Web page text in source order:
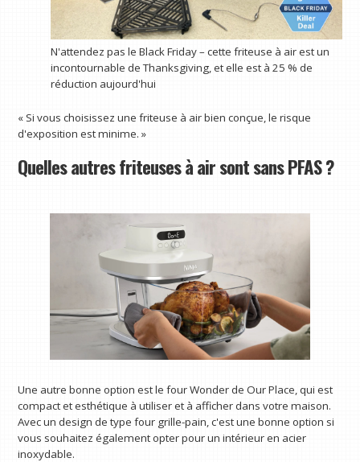
N'attendez pas le Black Friday – cette friteuse à air est un
incontournable de Thanksgiving, et elle est à 25 % de
réduction aujourd'hui
« Si vous choisissez une friteuse à air bien conçue, le risque
d'exposition est minime. »
Quelles autres friteuses à air sont sans PFAS ?
Une autre bonne option est le four Wonder de Our Place, qui est
compact et esthétique à utiliser et à afficher dans votre maison.
Avec un design de type four grille-pain, c'est une bonne option si
vous souhaitez également opter pour un intérieur en acier
inoxydable.